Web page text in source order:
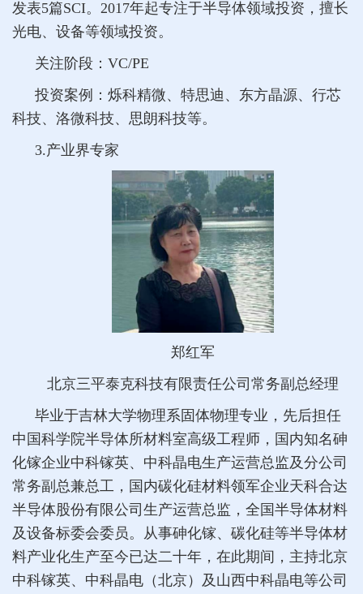
发表5篇SCI。2017年起专注于半导体领域投资，擅长
光电、设备等领域投资。
关注阶段：VC/PE
投资案例：烁科精微、特思迪、东方晶源、行芯
科技、洛微科技、思朗科技等。
3.产业界专家
郑红军
北京三平泰克科技有限责任公司常务副总经理
毕业于吉林大学物理系固体物理专业，先后担任
中国科学院半导体所材料室高级工程师，国内知名砷
化镓企业中科镓英、中科晶电生产运营总监及分公司
常务副总兼总工，国内碳化硅材料领军企业天科合达
半导体股份有限公司生产运营总监，全国半导体材料
及设备标委会委员。从事砷化镓、碳化硅等半导体材
料产业化生产至今已达二十年，在此期间，主持北京
中科镓英、中科晶电（北京）及山西中科晶电等公司